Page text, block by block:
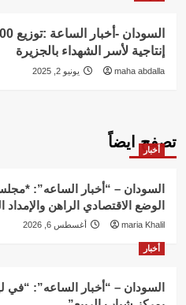
إنتاجية لأسر الشهداء بالجزيرة
maha abdalla يونيو 2, 2025
تصفح ايضاً
أخبار
السودان – “أخبار الساعه”:
الوضع الاقتصادي الراهن والإمداد
maria Khalil أغسطس 6, 2026
أخبار
السودان – “أخبار الساعه”: “في